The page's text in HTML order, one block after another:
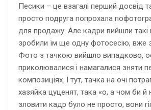
Песики – це взагалі перший досвід
просто подруга попрохала
для продажу. Але кадри вийшли
зробили їм ще одну фотосесію, вже
Фото з тачкою вийшло випадково,
приколювалися і намагалися зняти
композиціях. І тут, тачка на очі
хазяйка цуценят, така «о, а чом би й
зловити кадр було не просто, вони